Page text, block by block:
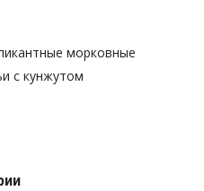
морковные
с кунжутом